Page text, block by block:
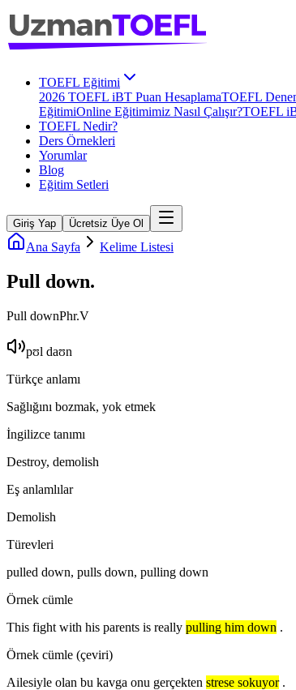
TOEFL Eğitimi
2026 TOEFL iBT Puan HesaplamaTOEFL
EğitimiOnline Eğitimimiz Nasıl Çalışır?TOEFL
TOEFL Nedir?
Ders Örnekleri
Yorumlar
Blog
Eğitim Setleri
Giriş Yap Ücretsiz Üye Ol
Ana Sayfa Kelime Listesi
Pull down.
Pull downPhr.V
pʊl daʊn
Türkçe anlamı
Sağlığını bozmak, yok etmek
İngilizce tanımı
Destroy, demolish
Eş anlamlılar
Demolish
Türevleri
pulled down, pulls down, pulling down
Örnek cümle
This fight with his parents is really pulling him down .
Örnek cümle (çeviri)
Ailesiyle olan bu kavga onu gerçekten strese sokuyor .